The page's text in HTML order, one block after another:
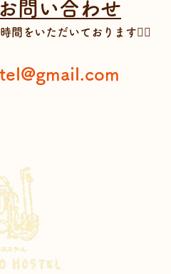
問い合わせ
間をいただいております🙇‍♀️